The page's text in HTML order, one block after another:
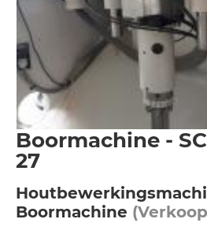
Boormachine -
27
Boormachine